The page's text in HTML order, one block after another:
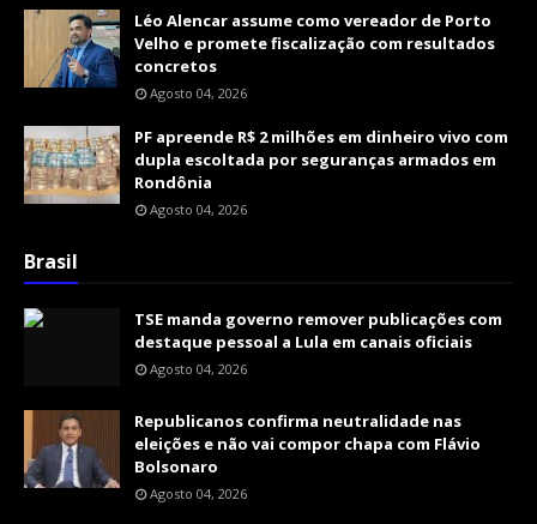
Léo Alencar assume como vereador de Porto
Velho e promete fiscalização com resultados
concretos
Agosto 04, 2026
PF apreende R$ 2 milhões em dinheiro vivo com
dupla escoltada por seguranças armados em
Rondônia
Agosto 04, 2026
Brasil
TSE manda governo remover publicações com
destaque pessoal a Lula em canais oficiais
Agosto 04, 2026
Republicanos confirma neutralidade nas
eleições e não vai compor chapa com Flávio
Bolsonaro
Agosto 04, 2026